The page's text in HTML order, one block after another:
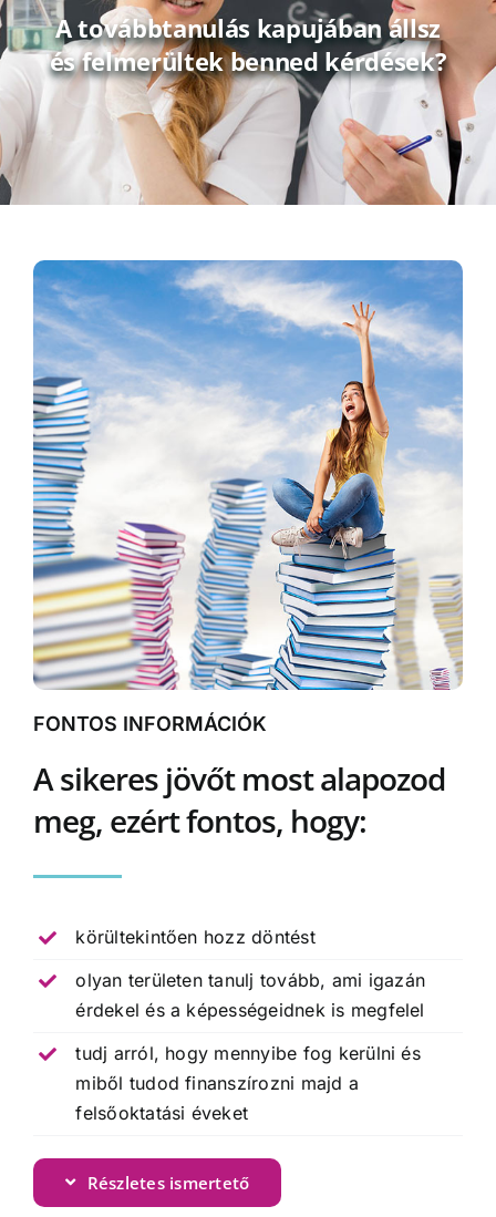
A továbbtanulás kapujában állsz
és felmerültek benned kérdések?
FONTOS INFORMÁCIÓK
A sikeres jövőt most alapozod
meg, ezért fontos, hogy:
körültekintően hozz döntést
olyan területen tanulj tovább, ami igazán
érdekel és a képességeidnek is megfelel
tudj arról, hogy mennyibe fog kerülni és
miből tudod finanszírozni majd a
felsőoktatási éveket
Részletes ismertető